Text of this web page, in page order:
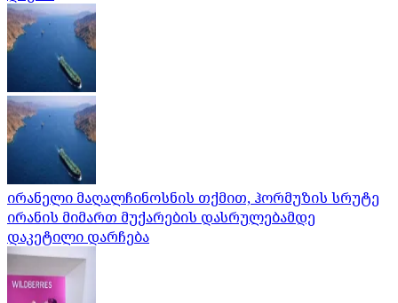
ირანელი მაღალჩინოსნის თქმით, ჰორმუზის სრუტე
ირანის მიმართ მუქარების დასრულებამდე
დაკეტილი დარჩება